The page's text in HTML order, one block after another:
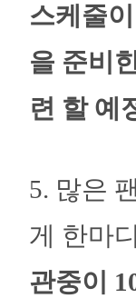
스케줄
을 준비
련 할 예
5. 많은
게 한마
관중이